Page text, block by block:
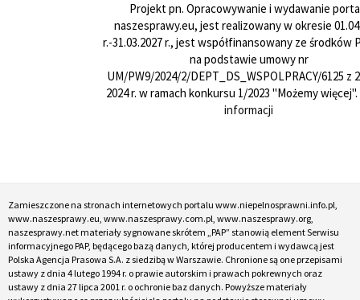
Projekt pn. Opracowywanie i wydawanie
naszesprawy.eu, jest realizowany w okresie
r.-31.03.2027 r., jest współfinansowany ze środków
na podstawie umowy nr
UM/PW9/2024/2/DEPT_DS_WSPOLPRACY/6125 z
2024 r. w ramach konkursu 1/2023 "Możemy więcej".
informacji
Zamieszczone na stronach internetowych portalu www.niepelnosprawni.info.pl,
www.naszesprawy.eu, www.naszesprawy.com.pl, www.naszesprawy.org,
naszesprawy.net materiały sygnowane skrótem „PAP” stanowią element Serwisu
informacyjnego PAP, będącego bazą danych, której producentem i wydawcą jest
Polska Agencja Prasowa S.A. z siedzibą w Warszawie. Chronione są one przepisami
ustawy z dnia 4 lutego 1994 r. o prawie autorskim i prawach pokrewnych oraz
ustawy z dnia 27 lipca 2001 r. o ochronie baz danych. Powyższe materiały